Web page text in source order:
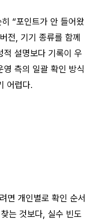
“포인트가 안 들어왔
전, 기기 종류를 함께
적 설명보다 기록이 우
영 측의 일괄 확인 방식
어렵다.
면 개인별로 확인 순서
는 것보다, 실수 빈도